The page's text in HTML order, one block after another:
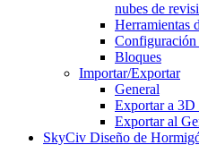
nubes de
Herramientas
Configuración
Bloques
Importar/Exportar
General
Exportar a 3D
Exportar al
SkyCiv Diseño de